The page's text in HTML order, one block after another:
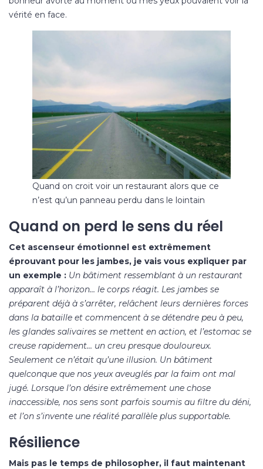
vérité en face.
Quand on croit voir un restaurant alors que ce
n’est qu’un panneau perdu dans le lointain
Quand on perd le sens du réel
Cet ascenseur émotionnel est extrêmement
éprouvant pour les jambes, je vais vous expliquer par
un exemple : Un bâtiment ressemblant à un restaurant
apparaît à l’horizon… le corps réagit. Les jambes se
préparent déjà à s’arrêter, relâchent leurs dernières forces
dans la bataille et commencent à se détendre peu à peu,
les glandes salivaires se mettent en action, et l’estomac se
creuse rapidement… un creu presque douloureux.
Seulement ce n’était qu’une illusion. Un bâtiment
quelconque que nos yeux aveuglés par la faim ont mal
jugé. Lorsque l’on désire extrêmement une chose
inaccessible, nos sens sont parfois soumis au filtre du déni,
et l’on s’invente une réalité parallèle plus supportable.
Résilience
Mais pas le temps de philosopher, il faut maintenant